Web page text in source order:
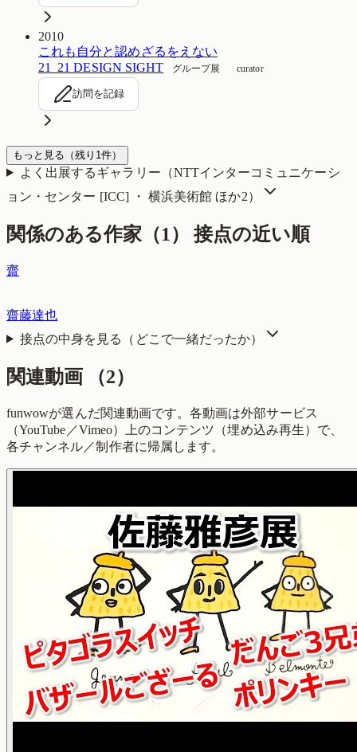
2010
これも自分と認めざるをえない
21_21 DESIGN SIGHT
グループ展 curator
訪問を記録
もっと見る （残り 1 件）
よく出展するギャラリー（NTTインターコミュニケーシ
ョン・センター [ICC] ・ 横浜美術館 ほか2）
関係のある作家（1） 接点の近い順
齋
齋藤達也
接点の中身を見る（どこで一緒だったか）
関連動画 （2）
funwowが選んだ関連動画です。各動画は外部サービス
（YouTube／Vimeo）上のコンテンツ（埋め込み再生）で、
各チャンネル／制作者に帰属します。